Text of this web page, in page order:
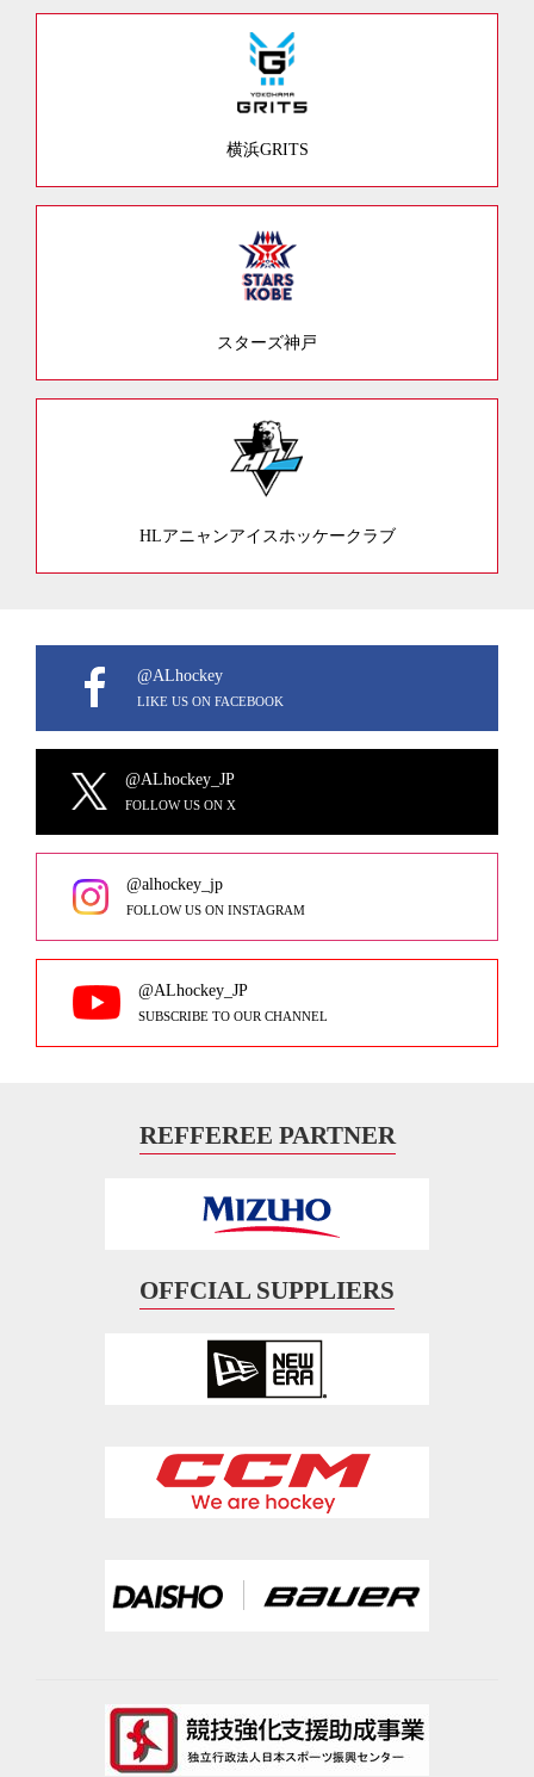
横浜GRITS
スターズ神戸
HLアニャンアイスホッケークラブ
@ALhockey
LIKE US ON FACEBOOK
@ALhockey_JP
FOLLOW US ON X
@alhockey_jp
FOLLOW US ON INSTAGRAM
@ALhockey_JP
SUBSCRIBE TO OUR CHANNEL
REFFEREE PARTNER
OFFCIAL SUPPLIERS